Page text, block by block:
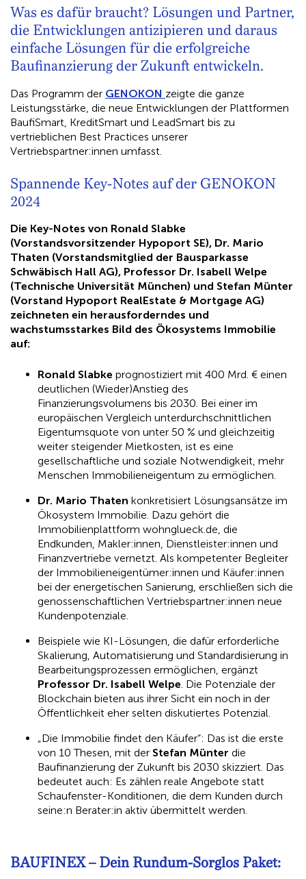
Was es dafür braucht? Lösungen und Partner,
die Entwicklungen antizipieren und daraus
einfache Lösungen für die erfolgreiche
Baufinanzierung der Zukunft entwickeln.
Das Programm der GENOKON zeigte die ganze
Leistungsstärke, die neue Entwicklungen der Plattformen
BaufiSmart, KreditSmart und LeadSmart bis zu
vertrieblichen Best Practices unserer
Vertriebspartner:innen umfasst.
Spannende Key-Notes auf der GENOKON
2024
Die Key-Notes von Ronald Slabke
(Vorstandsvorsitzender Hypoport SE), Dr. Mario
Thaten (Vorstandsmitglied der Bausparkasse
Schwäbisch Hall AG), Professor Dr. Isabell Welpe
(Technische Universität München) und Stefan Münter
(Vorstand Hypoport RealEstate & Mortgage AG)
zeichneten ein herausforderndes und
wachstumsstarkes Bild des Ökosystems Immobilie
auf:
Ronald Slabke prognostiziert mit 400 Mrd. € einen
deutlichen (Wieder)Anstieg des
Finanzierungsvolumens bis 2030. Bei einer im
europäischen Vergleich unterdurchschnittlichen
Eigentumsquote von unter 50 % und gleichzeitig
weiter steigender Mietkosten, ist es eine
gesellschaftliche und soziale Notwendigkeit, mehr
Menschen Immobilieneigentum zu ermöglichen.
Dr. Mario Thaten konkretisiert Lösungsansätze im
Ökosystem Immobilie. Dazu gehört die
Immobilienplattform wohnglueck.de, die
Endkunden, Makler:innen, Dienstleister:innen und
Finanzvertriebe vernetzt. Als kompetenter Begleiter
der Immobilieneigentümer:innen und Käufer:innen
bei der energetischen Sanierung, erschließen sich die
genossenschaftlichen Vertriebspartner:innen neue
Kundenpotenziale.
Beispiele wie KI-Lösungen, die dafür erforderliche
Skalierung, Automatisierung und Standardisierung in
Bearbeitungsprozessen ermöglichen, ergänzt
Professor Dr. Isabell Welpe. Die Potenziale der
Blockchain bieten aus ihrer Sicht ein noch in der
Öffentlichkeit eher selten diskutiertes Potenzial.
„Die Immobilie findet den Käufer“: Das ist die erste
von 10 Thesen, mit der Stefan Münter die
Baufinanzierung der Zukunft bis 2030 skizziert. Das
bedeutet auch: Es zählen reale Angebote statt
Schaufenster-Konditionen, die dem Kunden durch
seine:n Berater:in aktiv übermittelt werden.
BAUFINEX – Dein Rundum-Sorglos Paket: